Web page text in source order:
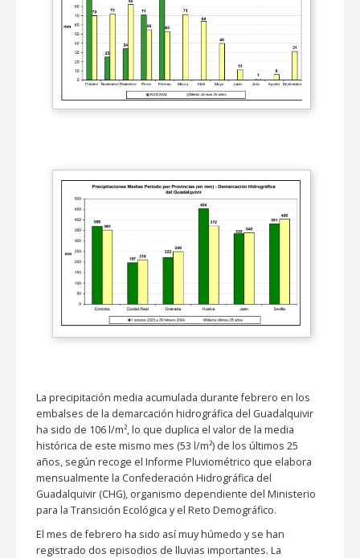
La precipitación media acumulada durante febrero en los
embalses de la demarcación hidrográfica del Guadalquivir
ha sido de 106 l/m², lo que duplica el valor de la media
histórica de este mismo mes (53 l/m²) de los últimos 25
años, según recoge el Informe Pluviométrico que elabora
mensualmente la Confederación Hidrográfica del
Guadalquivir (CHG), organismo dependiente del Ministerio
para la Transición Ecológica y el Reto Demográfico.
El mes de febrero ha sido así muy húmedo y se han
registrado dos episodios de lluvias importantes. La